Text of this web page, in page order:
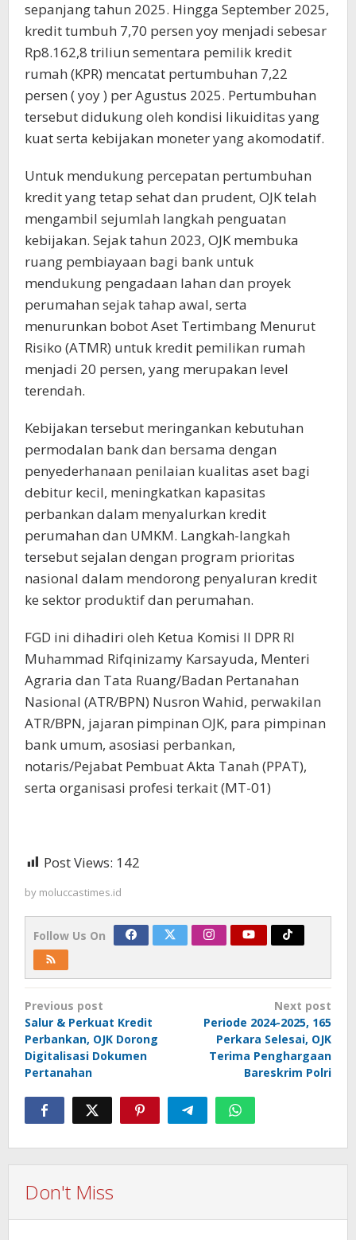
sepanjang tahun 2025. Hingga September 2025,
kredit tumbuh 7,70 persen yoy menjadi sebesar
Rp8.162,8 triliun sementara pemilik kredit
rumah (KPR) mencatat pertumbuhan 7,22
persen ( yoy ) per Agustus 2025. Pertumbuhan
tersebut didukung oleh kondisi likuiditas yang
kuat serta kebijakan moneter yang akomodatif.
Untuk mendukung percepatan pertumbuhan
kredit yang tetap sehat dan prudent, OJK telah
mengambil sejumlah langkah penguatan
kebijakan. Sejak tahun 2023, OJK membuka
ruang pembiayaan bagi bank untuk
mendukung pengadaan lahan dan proyek
perumahan sejak tahap awal, serta
menurunkan bobot Aset Tertimbang Menurut
Risiko (ATMR) untuk kredit pemilikan rumah
menjadi 20 persen, yang merupakan level
terendah.
Kebijakan tersebut meringankan kebutuhan
permodalan bank dan bersama dengan
penyederhanaan penilaian kualitas aset bagi
debitur kecil, meningkatkan kapasitas
perbankan dalam menyalurkan kredit
perumahan dan UMKM. Langkah-langkah
tersebut sejalan dengan program prioritas
nasional dalam mendorong penyaluran kredit
ke sektor produktif dan perumahan.
FGD ini dihadiri oleh Ketua Komisi II DPR RI
Muhammad Rifqinizamy Karsayuda, Menteri
Agraria dan Tata Ruang/Badan Pertanahan
Nasional (ATR/BPN) Nusron Wahid, perwakilan
ATR/BPN, jajaran pimpinan OJK, para pimpinan
bank umum, asosiasi perbankan,
notaris/Pejabat Pembuat Akta Tanah (PPAT),
serta organisasi profesi terkait (MT-01)
Post Views: 142
by moluccastimes.id
Follow Us On
Post
navigation
Previous post
Salur & Perkuat Kredit
Perbankan, OJK Dorong
Digitalisasi Dokumen
Pertanahan
Next post
Periode 2024-2025, 165
Perkara Selesai, OJK
Terima Penghargaan
Bareskrim Polri
Don't Miss